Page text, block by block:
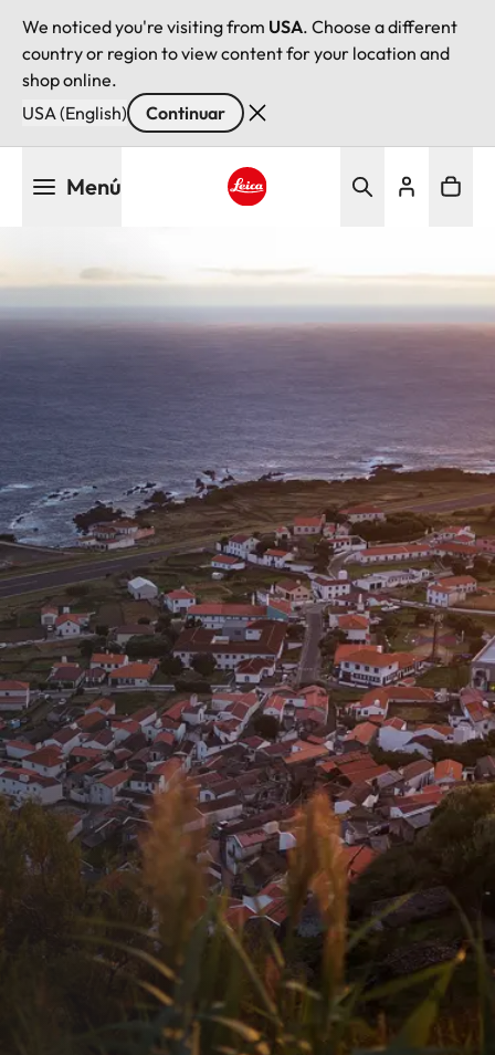
We noticed you're visiting from USA. Choose a different
country or region to view content for your location and
shop online.
USA (English)
Continuar
Menú